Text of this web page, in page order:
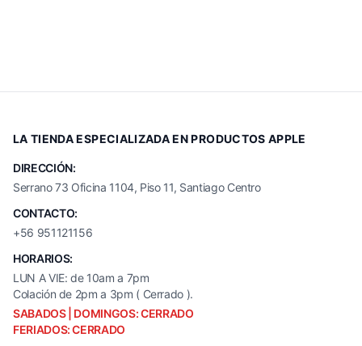
LA TIENDA ESPECIALIZADA EN PRODUCTOS APPLE
DIRECCIÓN:
Serrano 73 Oficina 1104, Piso 11, Santiago Centro
CONTACTO:
+56 951121156
HORARIOS:
LUN A VIE: de 10am a 7pm
Colación de 2pm a 3pm ( Cerrado ).
SABADOS | DOMINGOS: CERRADO
FERIADOS: CERRADO